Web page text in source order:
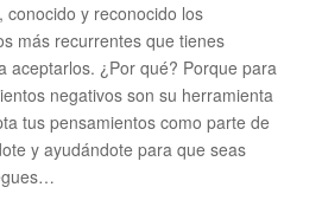
conocido y reconocido los
más recurrentes que tienes
aceptarlos. ¿Por qué? Porque para
negativos son su herramienta
tus pensamientos como parte de
y ayudándote para que seas